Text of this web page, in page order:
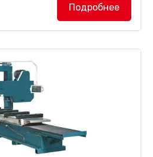
бревен длиной до 7500
Подробнее